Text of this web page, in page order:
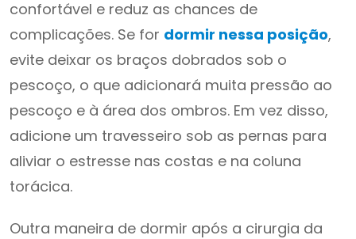
confortável e reduz as chances de
complicações. Se for dormir nessa posição,
evite deixar os braços dobrados sob o
pescoço, o que adicionará muita pressão ao
pescoço e à área dos ombros. Em vez disso,
adicione um travesseiro sob as pernas para
aliviar o estresse nas costas e na coluna
torácica.
Outra maneira de dormir após a cirurgia da